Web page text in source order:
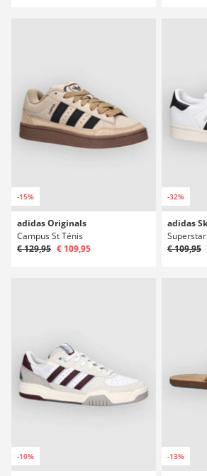
-15%
adidas Originals
Campus St Ténis
€ 129,95 € 109,95
-32%
adidas
€ 109,95
-10% -13%